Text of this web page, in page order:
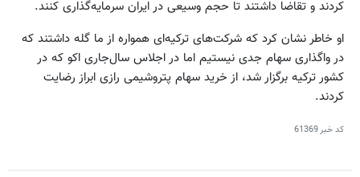
کردند و تقاضا داشتند تا حجم وسیعی در ایران سرمایه‌گذاری کنند.
او خاطر نشان کرد که شرکت‌های ترکیه‌ای همواره از ما گله داشتند که
در واگذاری سهام جدی نیستیم اما در اجلاس سال‌جاری اکو که در
کشور ترکیه برگزار شد، از خرید سهام پتروشیمی رازی ابراز رضایت
کردند.
کد خبر61369